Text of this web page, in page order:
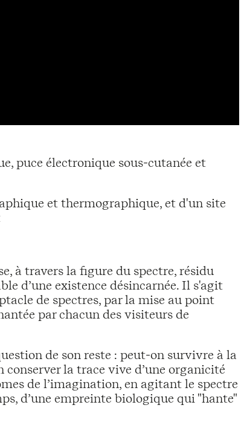
puce électronique sous-cutanée et
et thermographique, et d'un site
à travers la figure du spectre, résidu
d’une existence désincarnée. Il s'agit
de spectres, par la mise au point
par chacun des visiteurs de
de son reste : peut-on survivre à la
la trace vive d’une organicité
de l’imagination, en agitant le spectre
d’une empreinte biologique qui "hante"